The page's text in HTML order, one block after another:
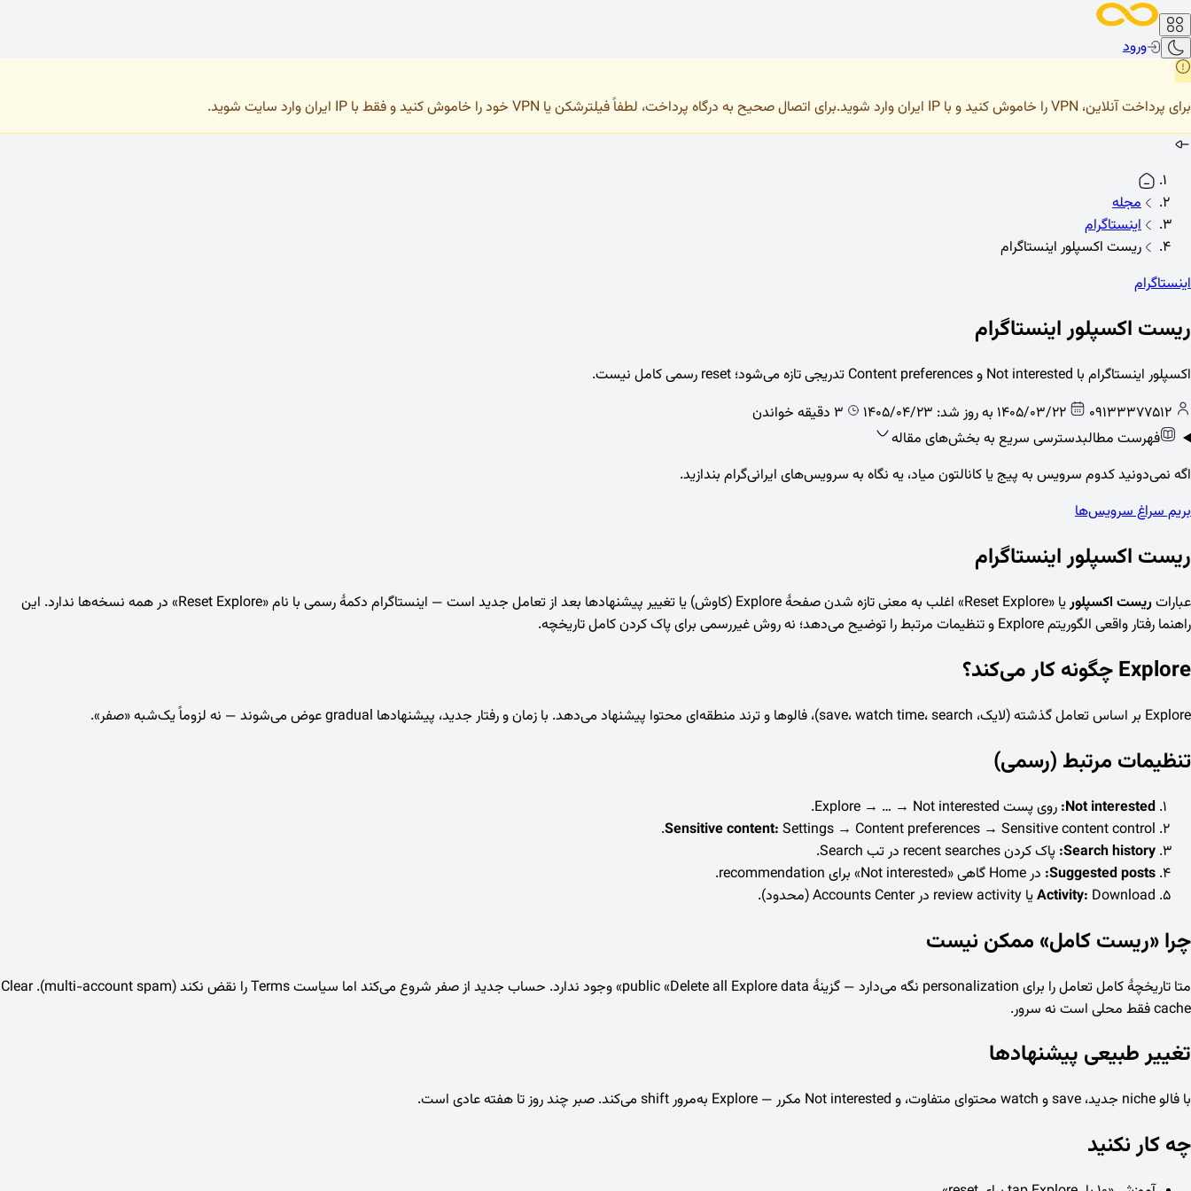
ورود
برای پرداخت آنلاین، VPN را خاموش کنید و با IP ایران وارد شوید. برای اتصال صحیح به درگاه پرداخت، لطفاً فیلترشکن یا VPN خود را خاموش کنید و فقط با IP ایران وارد سایت شوید.
مجله
اینستاگرام
ریست اکسپلور اینستاگرام
اینستاگرام
ریست اکسپلور اینستاگرام
اکسپلور اینستاگرام با Not interested و Content preferences تدریجی تازه می‌شود؛ reset رسمی کامل نیست.
به روز شد: 1405/04/23
فهرست مطالبدسترسی سریع به بخش‌های مقاله
اگه نمی‌دونید کدوم سرویس به پیج یا کانالتون میاد، یه نگاه به سرویس‌های ایرانی‌گرام بندازید.
بریم سراغ سرویس‌ها
ریست اکسپلور اینستاگرام
عباراتریست اکسپلور
یا «Reset Explore» اغلب به معنی تازه شدن صفحهٔ Explore (کاوش) یا تغییر پیشنهادها بعد از تعامل جدید است — اینستاگرام دکمهٔ رسمی با نام «Reset Explore» در همه نسخه‌ها ندارد. این
راهنما رفتار واقعی الگوریتم Explore و تنظیمات مرتبط را توضیح می‌دهد؛ نه روش غیررسمی برای پاک کردن کامل تاریخچه.
Explore چگونه کار می‌کند؟
Explore بر اساس تعامل گذشته (لایک، save، watch time، search)، فالوها و ترند منطقه‌ای محتوا پیشنهاد می‌دهد. با زمان و رفتار جدید، پیشنهادها gradual عوض می‌شوند — نه لزوماً یک‌شبه «صفر».
تنظیمات مرتبط (رسمی)
Not interested: روی پست Explore → … → Not interested.
Sensitive content: Settings → Content preferences → Sensitive content control.
Search history: پاک کردن recent searches در تب Search.
Suggested posts: در Home گاهی «Not interested» برای recommendation.
Activity: Download یا review activity در Accounts Center (محدود).
چرا «ریست کامل» ممکن نیست
متا تاریخچهٔ کامل تعامل را برای personalization نگه می‌دارد — گزینهٔ public «Delete all Explore data» وجود ندارد. حساب جدید از صفر شروع می‌کند اما سیاست Terms را نقض نکند (multi-account spam). Clear
cache فقط محلی است نه سرور.
تغییر طبیعی پیشنهادها
با فالو niche جدید، save و watch محتوای متفاوت، و Not interested مکرر — Explore به‌مرور shift می‌کند. صبر چند روز تا هفته عادی است.
چه کار نکنید